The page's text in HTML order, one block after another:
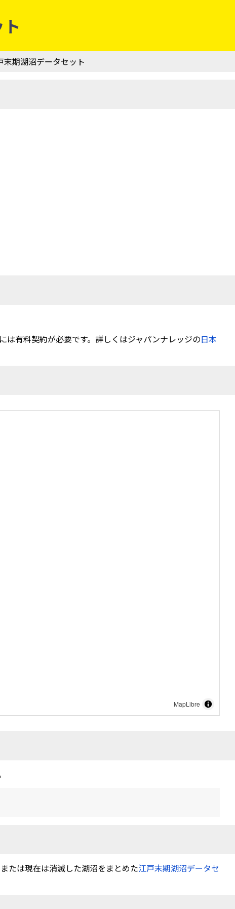
期湖沼データセット
有料契約が必要です。詳しくはジャパンナレッジの日本
MapLibre
たは現在は消滅した湖沼をまとめた江戸末期湖沼データセ